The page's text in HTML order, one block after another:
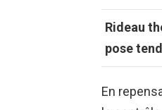
Rideau
pose
En